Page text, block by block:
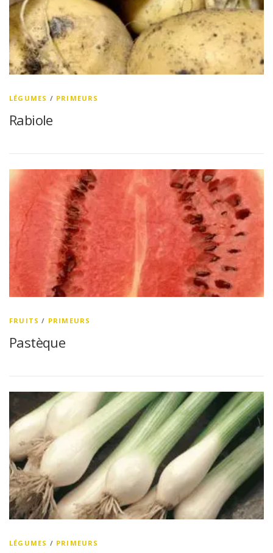
LÉGUMES / PRIMEURS
Rabiole
FRUITS / PRIMEURS
Pastèque
LÉGUMES / PRIMEURS